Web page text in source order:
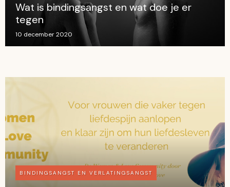
Wat is bindingsangst en wat doe je er
tegen
10 december 2020
BINDINGSANGST EN VERLATINGSANGST